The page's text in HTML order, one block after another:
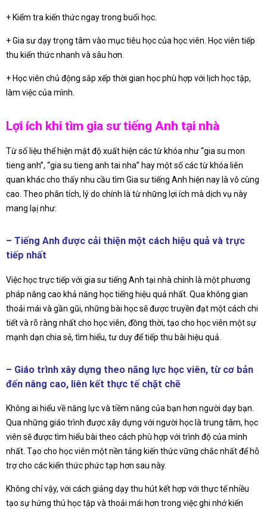
+ Kiểm tra kiến thức ngay trong buổi học.
+ Gia sư dạy trọng tâm vào mục tiêu học của học viên. Học viên tiếp
thu kiến thức nhanh và sâu hơn.
+ Học viên chủ động sắp xếp thời gian học phù hợp với lịch học tập,
làm việc của mình.
Lợi ích khi tìm gia sư tiếng Anh tại nhà
Từ số liệu thể hiện mật độ xuất hiện các từ khóa như “gia su mon
tieng anh”, “gia su tieng anh tai nha” hay một số các từ khóa liên
quan khác cho thấy nhu cầu tìm Gia sư tiếng Anh hiện nay là vô cùng
cao. Theo phân tích, lý do chính là từ những lợi ích mà dịch vụ này
mang lạị như:
– Tiếng Anh được cải thiện một cách hiệu quả và trực
tiếp nhất
Việc học trực tiếp với gia sư tiếng Anh tại nhà chính là một phương
pháp nâng cao khả năng học tiếng hiệu quả nhất. Qua không gian
thoải mái và gần gũi, những bài học sẽ được truyền đạt một cách chi
tiết và rõ ràng nhất cho học viên, đồng thời, tạo cho học viên một sự
mạnh dạn chia sẻ, tìm hiểu, tư duy để tiếp thu bài hiệu quả.
– Giáo trình xây dựng theo năng lực học viên, từ cơ bản
đến nâng cao, liên kết thực tế chặt chẽ
Không ai hiểu về năng lực và tiềm năng của bạn hơn người dạy bạn.
Qua những giáo trình được xây dựng với người học là trung tâm, học
viên sẽ được tìm hiểu bài theo cách phù hợp với trình độ của mình
nhất. Tạo cho học viên một nền tảng kiến thức vững chắc nhất để hỗ
trợ cho các kiến thức phức tạp hơn sau này.
Không chỉ vậy, với cách giảng dạy thu hút kết hợp với thực tế nhiều
tạo sự hứng thú học tập và thoải mái hơn trong việc ghi nhớ kiến